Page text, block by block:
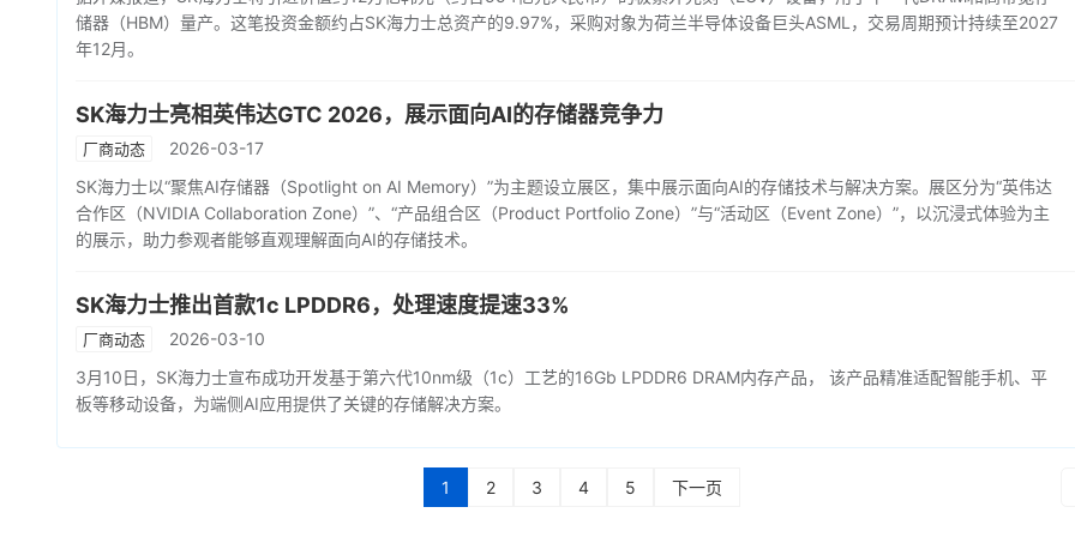
储器（HBM）量产。这笔投资金额约占SK海力士总资产的9.97%，采购对象为荷兰半导体设备巨头ASML，交易周期预计持续至2027
年12月。
SK海力士亮相英伟达GTC 2026，展示面向AI的存储器竞争力
厂商动态
2026-03-17
SK海力士以“聚焦AI存储器（Spotlight on AI Memory）”为主题设立展区，集中展示面向AI的存储技术与解决方案。展区分为“英伟达
合作区（NVIDIA Collaboration Zone）”、“产品组合区（Product Portfolio Zone）”与“活动区（Event Zone）”，以沉浸式体验为主
的展示，助力参观者能够直观理解面向AI的存储技术。
SK海力士推出首款1c LPDDR6，处理速度提速33%
厂商动态
2026-03-10
3月10日，SK海力士宣布成功开发基于第六代10nm级（1c）工艺的16Gb LPDDR6 DRAM内存产品， 该产品精准适配智能手机、平
板等移动设备，为端侧AI应用提供了关键的存储解决方案。
1 2 3 4 5 下一页